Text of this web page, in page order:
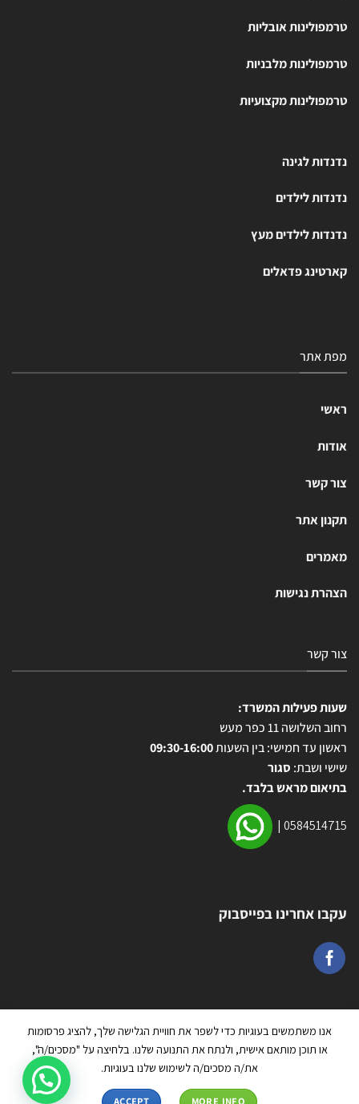
טרמפולינות אובליות
טרמפולינות מלבניות
טרמפולינות מקצועיות
נדנדות לגינה
נדנדות לילדים
נדנדות לילדים מעץ
קארטינג פדאלים
מפת אתר
ראשי
אודות
צור קשר
תקנון אתר
מאמרים
הצהרת נגישות
צור קשר
שעות פעילות המשרד:
רחוב השלושה 11 כפר מעש
ראשון עד חמישי: בין השעות09:30-16:00
שישי ושבת: סגור
בתיאום מראש בלבד.
0584514715
|
עקבו אחרינו בפייסבוק
טרמפולינה יבוא ושיווק בע״מ
| מנוהל על ידי
אנו משתמשים בעוגיות כדי לשפר את חוויית הגלישה שלך, להציג פרסומות
או תוכן מותאם אישית, ולנתח את התנועה שלנו. בלחיצה על "מסכים/ה",
את/ה מסכים/ה לשימוש שלנו בעוגיות.
MORE INFO
ACCEPT